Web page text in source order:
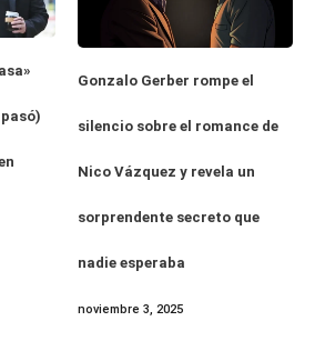
Gonzalo Gerber rompe el
silencio sobre el romance de
Nico Vázquez y revela un
sorprendente secreto que
nadie esperaba
noviembre 3, 2025